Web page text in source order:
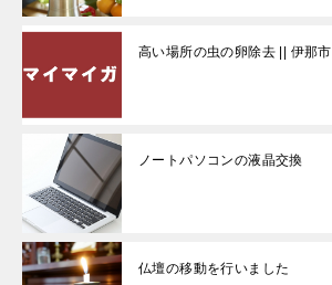
高い場所の虫の卵除去 || 伊那市
ノートパソコンの液晶交換
仏壇の移動を行いました